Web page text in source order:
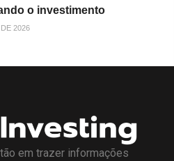
o investimento
2026
em trazer informações